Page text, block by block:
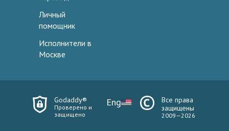
Личный
помощник
Исполнители в
Москве
Godaddy®
Проверено и
защищено
Eng
Все права
защищены
2009—2026